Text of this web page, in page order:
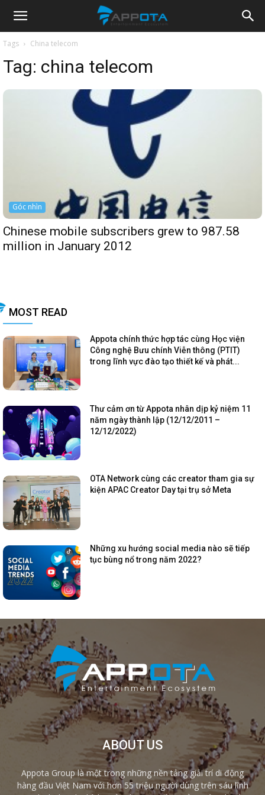
Appota
News
Tags China telecom
Tag: china telecom
Góc nhìn
Chinese mobile subscribers grew to 987.58
million in January 2012
MOST READ
Appota chính thức hợp tác cùng Học viện
Công nghệ Bưu chính Viễn thông (PTIT)
trong lĩnh vực đào tạo thiết kế và phát...
Thư cảm ơn từ Appota nhân dịp kỷ niệm 11
năm ngày thành lập (12/12/2011 –
12/12/2022)
OTA Network cùng các creator tham gia sự
kiện APAC Creator Day tại trụ sở Meta
Những xu hướng social media nào sẽ tiếp
tục bùng nổ trong năm 2022?
ABOUT US
Appota Group là một trong những nền tảng giải trí di động
hàng đầu Việt Nam với hơn 55 triệu người dùng trên sáu lĩnh